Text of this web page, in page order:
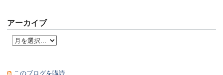
アーカイブ
このブログを購読